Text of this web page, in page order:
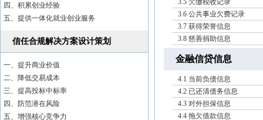
四、积累创业经验
五、提供一体化就业创业服务
信任合规解决方案设计策划
一、提升商业价值
二、降低交易成本
三、提高投标中标率
四、防范潜在风险
五、增强核心竞争力
3.5 欠缴税收记录
3.6 公共事业欠费记录
3.7 获得荣誉信息
3.8 慈善捐助信息
金融信贷信息
4.1 当前负债信息
4.2 已还清债务信息
4.3 对外担保信息
4.4 拖欠借款信息